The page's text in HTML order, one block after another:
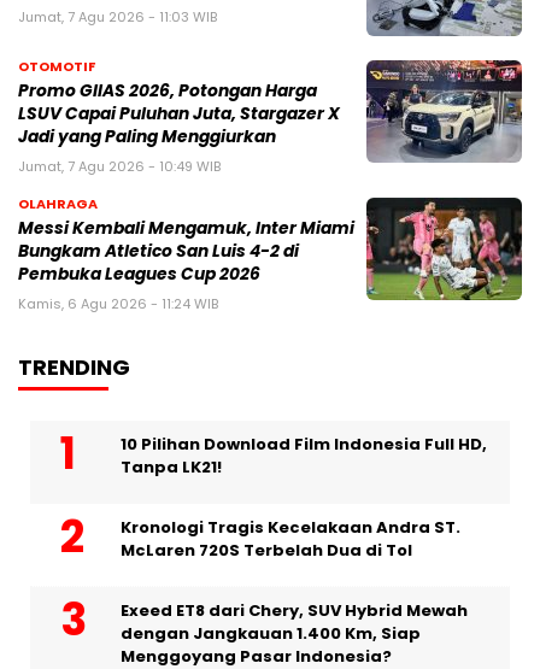
Jumat, 7 Agu 2026 - 11:03 WIB
OTOMOTIF
Promo GIIAS 2026, Potongan Harga
LSUV Capai Puluhan Juta, Stargazer X
Jadi yang Paling Menggiurkan
Jumat, 7 Agu 2026 - 10:49 WIB
OLAHRAGA
Messi Kembali Mengamuk, Inter Miami
Bungkam Atletico San Luis 4-2 di
Pembuka Leagues Cup 2026
Kamis, 6 Agu 2026 - 11:24 WIB
TRENDING
10 Pilihan Download Film Indonesia Full HD,
Tanpa LK21!
Kronologi Tragis Kecelakaan Andra ST.
McLaren 720S Terbelah Dua di Tol
Exeed ET8 dari Chery, SUV Hybrid Mewah
dengan Jangkauan 1.400 Km, Siap
Menggoyang Pasar Indonesia?